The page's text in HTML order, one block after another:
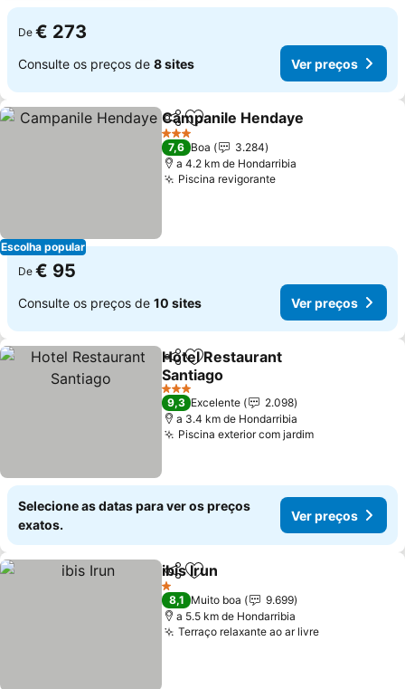
De € 273
Consulte os preços de 8 sites Ver preços
Escolha popular
PartilharAdicionar aos favoritos
Campanile Hendaye
3 Estrelas
7,6 Boa
3.284
a 4.2 km de Hondarribia
Piscina revigorante
De € 95
Consulte os preços de 10 sites Ver preços
PartilharAdicionar aos favoritos
Hotel Restaurant
Santiago
3 Estrelas
9,3 Excelente
2.098
a 3.4 km de Hondarribia
Piscina exterior com jardim
Selecione as datas para ver os preços
exatos.
Ver preços
PartilharAdicionar aos favoritos
ibis Irun
1 Estrelas
8,1 Muito boa
9.699
a 5.5 km de Hondarribia
Terraço relaxante ao ar livre